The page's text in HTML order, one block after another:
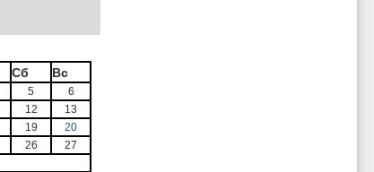
Сб Вс
5
6
12
13
19
20
26
27